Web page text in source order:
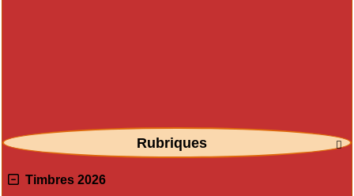

Rubriques
Timbres 2026